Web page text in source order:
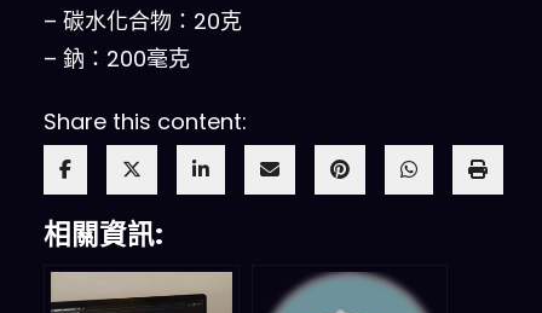
– 碳水化合物：20克
– 鈉：200毫克
Share this content:
相關資訊: